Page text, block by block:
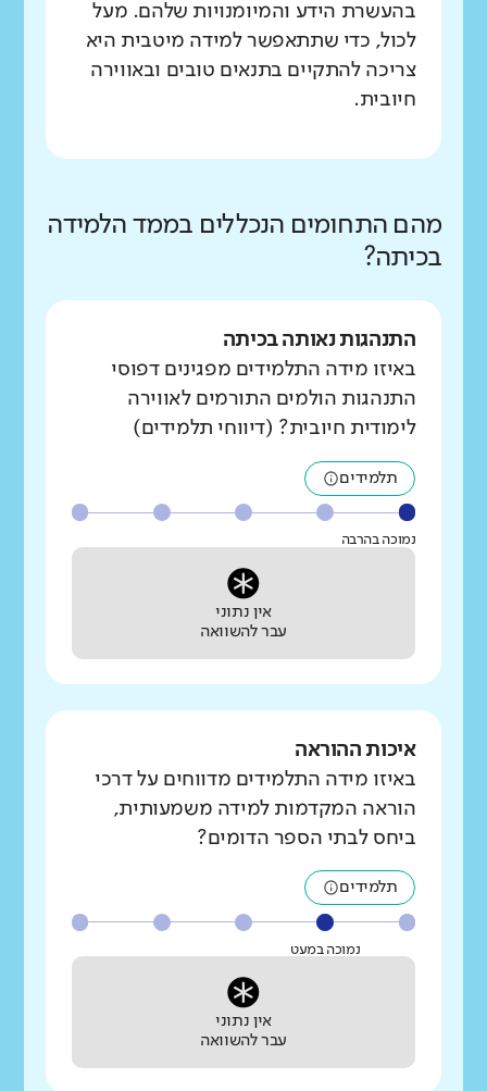
בהעשרת הידע והמיומנויות שלהם. מעל
לכול, כדי שתתאפשר למידה מיטבית היא
צריכה להתקיים בתנאים טובים ובאווירה
חיובית.
מהם התחומים הנכללים בממד הלמידה
בכיתה?
התנהגות נאותה בכיתה
באיזו מידה התלמידים מפגינים דפוסי
התנהגות הולמים התורמים לאווירה
לימודית חיובית? (דיווחי תלמידים)
תלמידים
נמוכה בהרבה
אין נתוני
עבר להשוואה
איכות ההוראה
באיזו מידה התלמידים מדווחים על דרכי
הוראה המקדמות למידה משמעותית,
ביחס לבתי הספר הדומים?
תלמידים
נמוכה במעט
אין נתוני
עבר להשוואה